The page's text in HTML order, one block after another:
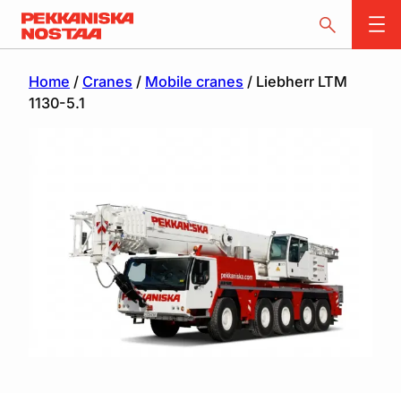
Home / Cranes / Mobile cranes / Liebherr LTM
1130-5.1